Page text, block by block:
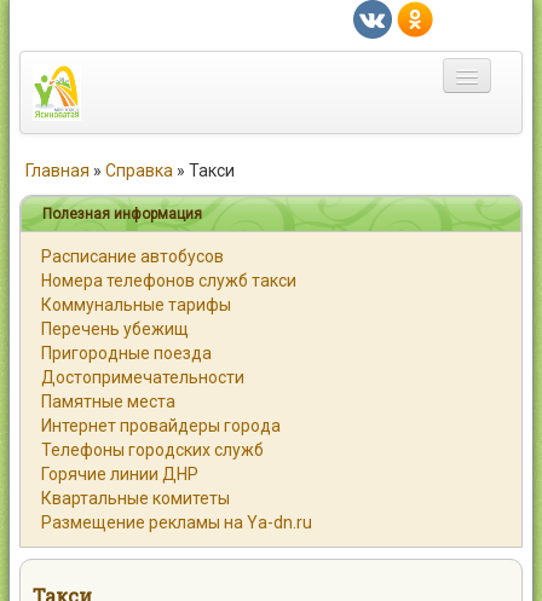
Город
Статьи
Каталог
Справочник
Работа
Объявления
Помощь
Контакты
Главная » Справка » Такси
Полезная информация
Расписание автобусов
Номера телефонов служб такси
Коммунальные тарифы
Перечень убежищ
Пригородные поезда
Достопримечательности
Памятные места
Интернет провайдеры города
Телефоны городских служб
Горячие линии ДНР
Квартальные комитеты
Размещение рекламы на Ya-dn.ru
Такси